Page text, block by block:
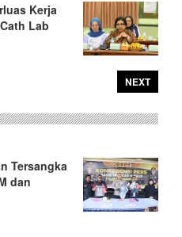
Kerja
Lab
NEXT
Tersangka
dan